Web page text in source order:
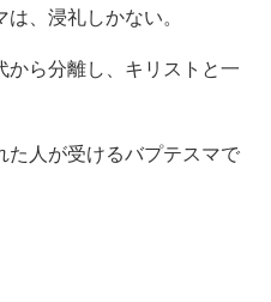
、浸礼しかない。
ら分離し、キリストと一
人が受けるバプテスマで